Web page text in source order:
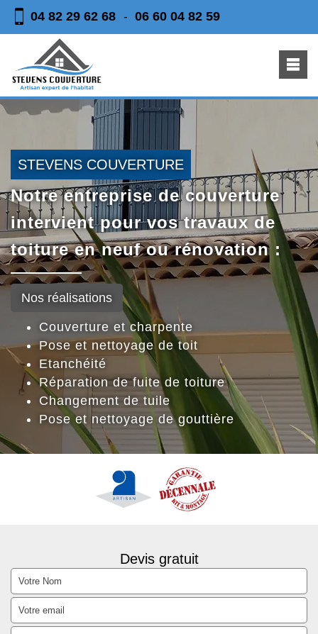
04 82 29 62 68 - 06 60 04 82 59
STEVENS COUVERTURE
Notre entreprise de couverture
intervient pour vos travaux de
toiture en neuf ou rénovation :
Nos réalisations
Couverture et charpente
Pose et nettoyage de toit
Etanchéité
Réparation de fuite de toiture
Changement de tuile
Pose et nettoyage de gouttière
Devis gratuit